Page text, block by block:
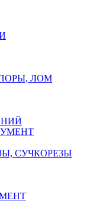
ЛОМ
СУЧКОРЕЗЫ